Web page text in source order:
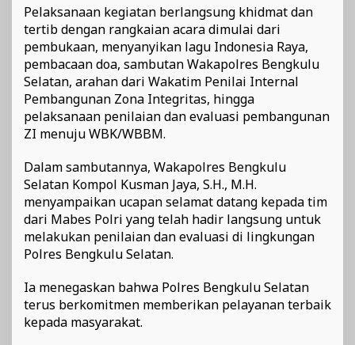
Pelaksanaan kegiatan berlangsung khidmat dan
tertib dengan rangkaian acara dimulai dari
pembukaan, menyanyikan lagu Indonesia Raya,
pembacaan doa, sambutan Wakapolres Bengkulu
Selatan, arahan dari Wakatim Penilai Internal
Pembangunan Zona Integritas, hingga
pelaksanaan penilaian dan evaluasi pembangunan
ZI menuju WBK/WBBM.
Dalam sambutannya, Wakapolres Bengkulu
Selatan Kompol Kusman Jaya, S.H., M.H.
menyampaikan ucapan selamat datang kepada tim
dari Mabes Polri yang telah hadir langsung untuk
melakukan penilaian dan evaluasi di lingkungan
Polres Bengkulu Selatan.
Ia menegaskan bahwa Polres Bengkulu Selatan
terus berkomitmen memberikan pelayanan terbaik
kepada masyarakat.